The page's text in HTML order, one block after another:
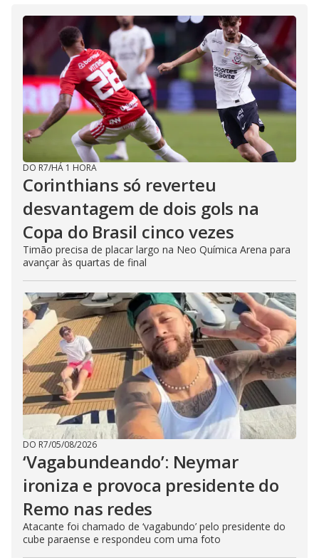
DO R7/HÁ 1 HORA
Corinthians só reverteu
desvantagem de dois gols na
Copa do Brasil cinco vezes
Timão precisa de placar largo na Neo Química Arena para
avançar às quartas de final
DO R7/05/08/2026
‘Vagabundeando’: Neymar
ironiza e provoca presidente do
Remo nas redes
Atacante foi chamado de ‘vagabundo’ pelo presidente do
cube paraense e respondeu com uma foto